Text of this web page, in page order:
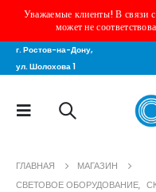
Уважаемые клиенты! В связи с
может не
г. Ростов-на-Дону,
ул. Шолохова 1
ГЛАВНАЯ
МАГАЗИН
СВЕТОВОЕ ОБОРУДОВАНИЕ,